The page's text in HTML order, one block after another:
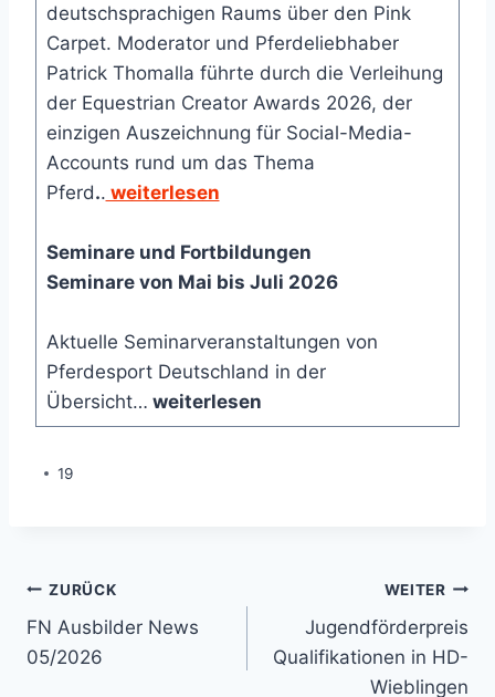
deutschsprachigen Raums über den Pink
Carpet. Moderator und Pferdeliebhaber
Patrick Thomalla führte durch die Verleihung
der Equestrian Creator Awards 2026, der
einzigen Auszeichnung für Social-Media-
Accounts rund um das Thema
Pferd.. weiterlesen
Seminare und Fortbildungen
Seminare von Mai bis Juli 2026
Aktuelle Seminarveranstaltungen von
Pferdesport Deutschland in der
Übersicht… weiterlesen
19
Beitragsnavigation
ZURÜCK
FN Ausbilder News
05/2026
WEITER
Jugendförderpreis
Qualifikationen in HD-
Wieblingen